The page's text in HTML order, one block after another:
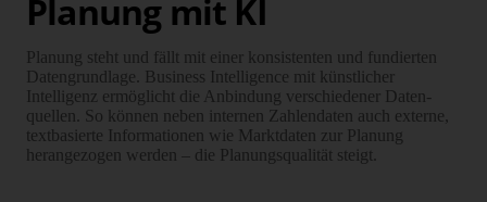
Planung mit KI
Planung steht und fällt mit einer konsis­tenten und fundierten
Daten­grund­lage. Business Intelli­gence mit künstlicher
Intelligenz ermöglicht die Anbindung ver­schiedener Daten­
quellen. So können neben internen Zahlendaten auch externe,
textbasierte Informationen wie Marktdaten zur Planung
herangezogen werden – die Planungsqualität steigt.